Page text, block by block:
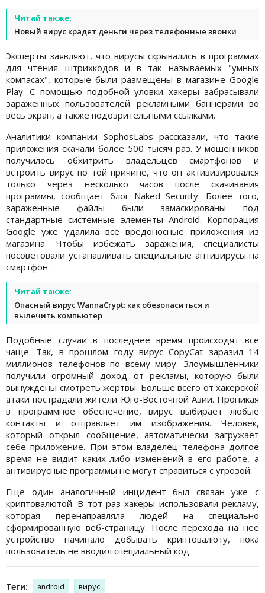
Читай также:
Новый вирус крадет деньги через телефонные звонки
Эксперты заявляют, что вирусы скрывались в программах
для чтения штрихкодов и в так называемых "умных
компасах", которые были размещены в магазине Google
Play. С помощью подобной уловки хакеры забрасывали
зараженных пользователей рекламными баннерами во
весь экран, а также подозрительными ссылками.
Аналитики компании SophosLabs рассказали, что такие
приложения скачали более 500 тысяч раз. У мошенников
получилось обхитрить владельцев смартфонов и
встроить вирус по той причине, что он активизировался
только через несколько часов после скачивания
программы, сообщает блог Naked Security. Более того,
зараженные файлы были замаскированы под
стандартные системные элементы Android. Корпорация
Google уже удалила все вредоносные приложения из
магазина. Чтобы избежать заражения, специалисты
посоветовали устанавливать специальные антивирусы на
смартфон.
Читай также:
Опасный вирус WannaCrypt: как обезопаситься и
вылечить компьютер
Подобные случаи в последнее время происходят все
чаще. Так, в прошлом году вирус CopyCat заразил 14
миллионов телефонов по всему миру. Злоумышленники
получили огромный доход от рекламы, которую были
вынуждены смотреть жертвы. Больше всего от хакерской
атаки пострадали жители Юго-Восточной Азии. Проникая
в программное обеспечение, вирус выбирает любые
контакты и отправляет им изображения. Человек,
который открыл сообщение, автоматически загружает
себе приложение. При этом владелец телефона долгое
время не видит каких-либо изменений в его работе, а
антивирусные программы не могут справиться с угрозой.
Еще один аналогичный инцидент был связан уже с
криптовалютой. В тот раз хакеры использовали рекламу,
которая перенаправляла людей на специально
сформированную веб-страницу. После перехода на нее
устройство начинало добывать криптовалюту, пока
пользователь не вводил специальный код.
Теги: android вирус